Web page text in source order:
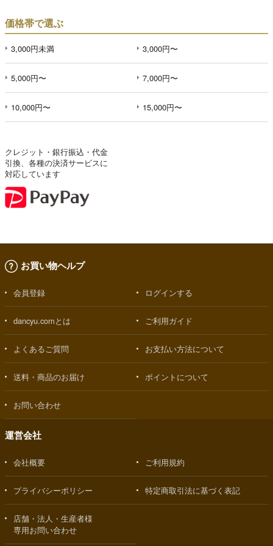
価格帯で選ぶ
3,000円未満 3,000円〜
5,000円〜 7,000円〜
10,000円〜 15,000円〜
クレジット・銀行振込・代金
引換、各種の決済サービスに
対応しています
お買い物ヘルプ
会員登録 ログインする
dancyu.comとは ご利用ガイド
よくあるご質問 お支払い方法について
送料・商品のお届け ポイントについて
お問い合わせ
運営会社
会社概要 ご利用規約
プライバシーポリシー 特定商取引法に基づく表記
店舗・法人・生産者様
専用お問い合わせ